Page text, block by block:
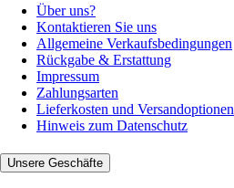
Über uns?
Kontaktieren Sie uns
Allgemeine Verkaufsbedingungen
Rückgabe & Erstattung
Impressum
Zahlungsarten
Lieferkosten und Versandoptionen
Hinweis zum Datenschutz
Unsere Geschäfte